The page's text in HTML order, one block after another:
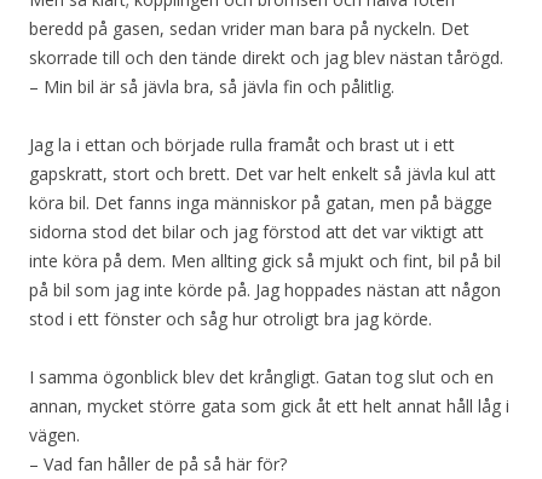
beredd på gasen, sedan vrider man bara på nyckeln. Det
skorrade till och den tände direkt och jag blev nästan tårögd.
– Min bil är så jävla bra, så jävla fin och pålitlig.
Jag la i ettan och började rulla framåt och brast ut i ett
gapskratt, stort och brett. Det var helt enkelt så jävla kul att
köra bil. Det fanns inga människor på gatan, men på bägge
sidorna stod det bilar och jag förstod att det var viktigt att
inte köra på dem. Men allting gick så mjukt och fint, bil på bil
på bil som jag inte körde på. Jag hoppades nästan att någon
stod i ett fönster och såg hur otroligt bra jag körde.
I samma ögonblick blev det krångligt. Gatan tog slut och en
annan, mycket större gata som gick åt ett helt annat håll låg i
vägen.
– Vad fan håller de på så här för?